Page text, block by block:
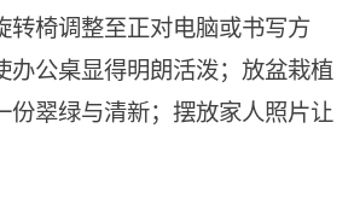
转椅调整至正对电脑或书写方
办公桌显得明朗活泼；放盆栽植
份翠绿与清新；摆放家人照片让